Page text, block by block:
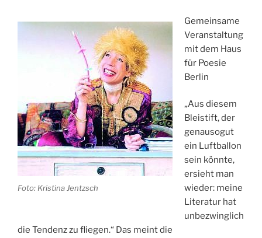
Foto: Kristina Jentzsch
Gemeinsame
Veranstaltung
mit dem Haus
für Poesie
Berlin
„Aus diesem
Bleistift, der
genausogut
ein Luftballon
sein könnte,
ersieht man
wieder: meine
Literatur hat
unbezwinglich
die Tendenz zu fliegen.“ Das meint die